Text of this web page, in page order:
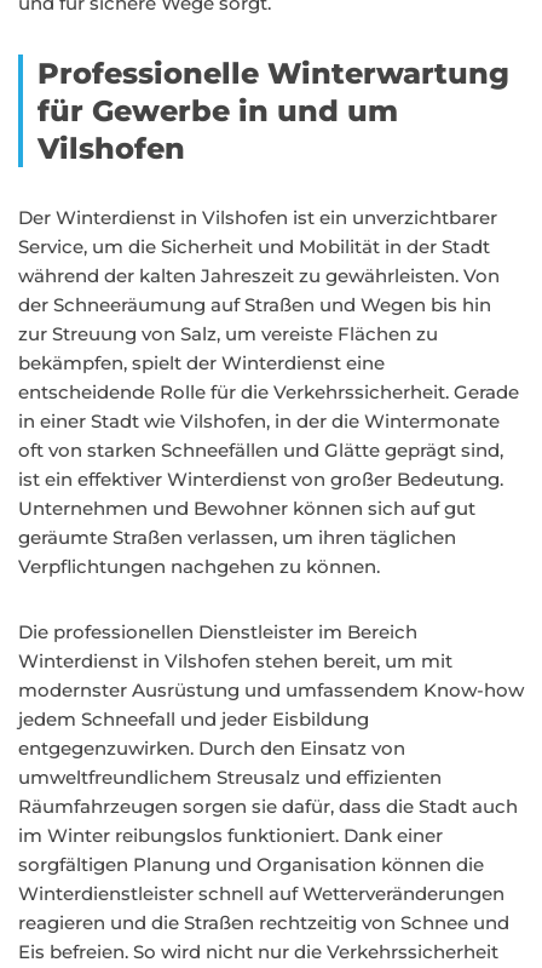
Professionelle Winterwartung
für Gewerbe in und um
Vilshofen
Der Winterdienst in Vilshofen ist ein unverzichtbarer
Service, um die Sicherheit und Mobilität in der Stadt
während der kalten Jahreszeit zu gewährleisten. Von
der Schneeräumung auf Straßen und Wegen bis hin
zur Streuung von Salz, um vereiste Flächen zu
bekämpfen, spielt der Winterdienst eine
entscheidende Rolle für die Verkehrssicherheit. Gerade
in einer Stadt wie Vilshofen, in der die Wintermonate
oft von starken Schneefällen und Glätte geprägt sind,
ist ein effektiver Winterdienst von großer Bedeutung.
Unternehmen und Bewohner können sich auf gut
geräumte Straßen verlassen, um ihren täglichen
Verpflichtungen nachgehen zu können.
Die professionellen Dienstleister im Bereich
Winterdienst in Vilshofen stehen bereit, um mit
modernster Ausrüstung und umfassendem Know-how
jedem Schneefall und jeder Eisbildung
entgegenzuwirken. Durch den Einsatz von
umweltfreundlichem Streusalz und effizienten
Räumfahrzeugen sorgen sie dafür, dass die Stadt auch
im Winter reibungslos funktioniert. Dank einer
sorgfältigen Planung und Organisation können die
Winterdienstleister schnell auf Wetterveränderungen
reagieren und die Straßen rechtzeitig von Schnee und
Eis befreien. So wird nicht nur die Verkehrssicherheit